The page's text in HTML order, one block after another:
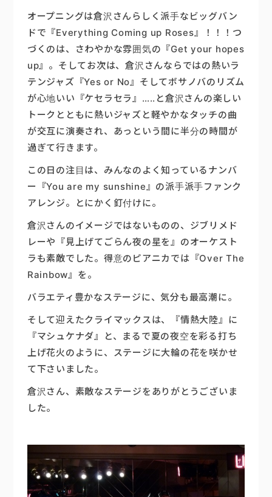
オープニングは倉沢さんらしく派手なビッグバン
ドで『Everything Coming up Roses』！！！つ
づくのは、さわやかな雰囲気の『Get your hopes
up』。そしてお次は、倉沢さんならではの熱いラ
テンジャズ『Yes or No』そしてボサノバのリズム
が心地いい『ケセラセラ』…..と倉沢さんの楽しい
トークとともに熱いジャズと軽やかなタッチの曲
が交互に演奏され、あっという間に半分の時間が
過ぎて行きます。
この日の注目は、みんなのよく知っているナンバ
ー『You are my sunshine』の派手派手ファンク
アレンジ。とにかく釘付けに。
倉沢さんのイメージではないものの、ジブリメド
レーや『見上げてごらん夜の星を』のオーケスト
ラも素敵でした。得意のピアニカでは『Over The
Rainbow』を。
バラエティ豊かなステージに、気分も最高潮に。
そして迎えたクライマックスは、『情熱大陸』に
『マシュケナダ』と、まるで夏の夜空を彩る打ち
上げ花火のように、ステージに大輪の花を咲かせ
て下さいました。
倉沢さん、素敵なステージをありがとうございま
した。